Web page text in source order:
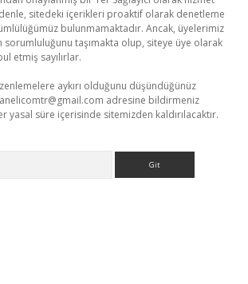
sitedeki içerikleri proaktif olarak denetleme
bulunmamaktadır. Ancak, üyelerimiz
sorumluluğunu taşımakta olup, siteye üye olarak
etmiş sayılırlar.
aykırı olduğunu düşündüğünüz
adresine bildirmeniz
yasal süre içerisinde sitemizden kaldırılacaktır.